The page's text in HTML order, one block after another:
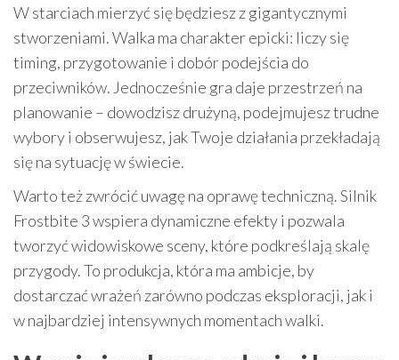
W starciach mierzyć się będziesz z gigantycznymi
stworzeniami. Walka ma charakter epicki: liczy się
timing, przygotowanie i dobór podejścia do
przeciwników. Jednocześnie gra daje przestrzeń na
planowanie – dowodzisz drużyną, podejmujesz trudne
wybory i obserwujesz, jak Twoje działania przekładają
się na sytuację w świecie.
Warto też zwrócić uwagę na oprawę techniczną. Silnik
Frostbite 3 wspiera dynamiczne efekty i pozwala
tworzyć widowiskowe sceny, które podkreślają skalę
przygody. To produkcja, która ma ambicje, by
dostarczać wrażeń zarówno podczas eksploracji, jak i
w najbardziej intensywnych momentach walki.